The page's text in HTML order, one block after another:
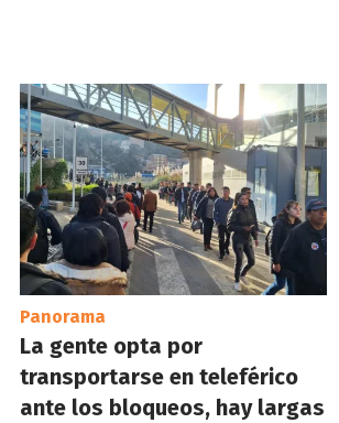
Panorama
La gente opta por
transportarse en teleférico
ante los bloqueos, hay largas